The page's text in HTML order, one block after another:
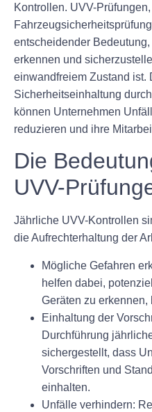
Kontrollen. UVV-
entscheidender
erkennen und
einwandfreiem Zustand ist.
Sicherheitseinhaltung
können Unternehmen
reduzieren und ihre
Die
UVV-
Jährliche UVV-Kontrollen
die Aufrechterhaltung der
Mögliche Gefahren
helfen dabei,
Geräten zu
Einhaltung der
Durchführung
sichergestellt, dass
Vorschriften und
einhalten.
Unfälle verhindern: